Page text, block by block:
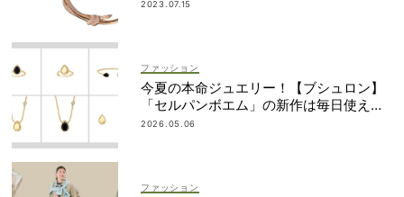
2023.07.15
ファッション
今夏の本命ジュエリー！【ブシュロン】
「セルパンボエム」の新作は毎日使える
名品
2026.05.06
ファッション